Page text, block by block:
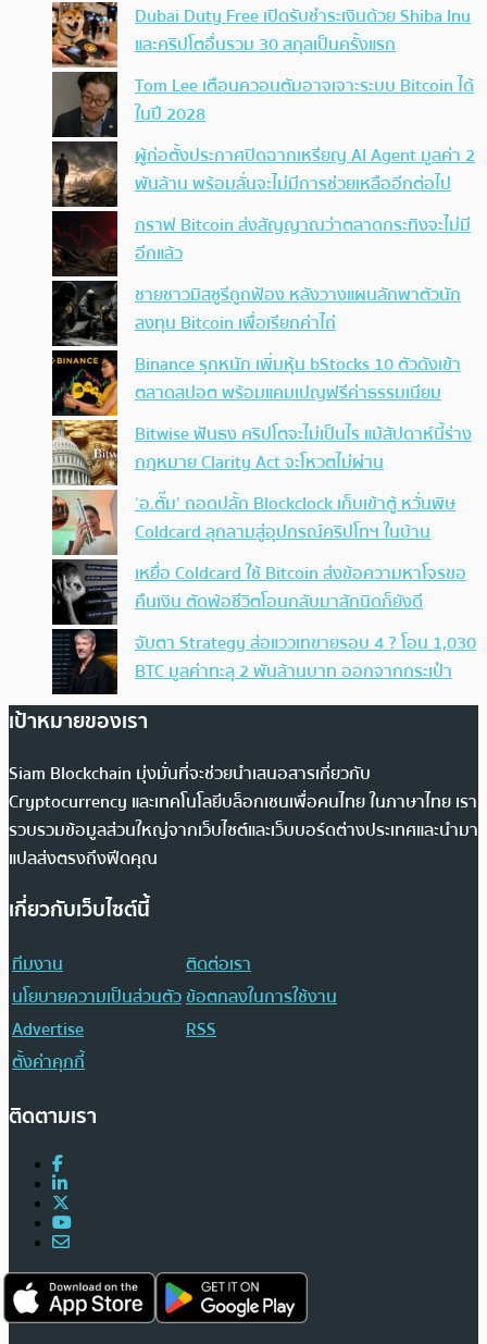
Dubai Duty Free เปิดรับชำระเงินด้วย Shiba Inu
และคริปโตอื่นรวม 30 สกุลเป็นครั้งแรก
Tom Lee เตือนควอนตัมอาจเจาะระบบ Bitcoin ได้
ในปี 2028
ผู้ก่อตั้งประกาศปิดฉากเหรียญ AI Agent มูลค่า 2
พันล้าน พร้อมลั่นจะไม่มีการช่วยเหลืออีกต่อไป
กราฟ Bitcoin ส่งสัญญาณว่าตลาดกระทิงจะไม่มี
อีกแล้ว
ชายชาวมิสซูรีถูกฟ้อง หลังวางแผนลักพาตัวนัก
ลงทุน Bitcoin เพื่อเรียกค่าไถ่
Binance รุกหนัก เพิ่มหุ้น bStocks 10 ตัวดังเข้า
ตลาดสปอต พร้อมแคมเปญฟรีค่าธรรมเนียม
Bitwise ฟันธง คริปโตจะไม่เป็นไร แม้สัปดาห์นี้ร่าง
กฎหมาย Clarity Act จะโหวตไม่ผ่าน
‘อ.ตั๊ม’ ถอดปลั้ก Blockclock เก็บเข้าตู้ หวั่นพิษ
Coldcard ลุกลามสู่อุปกรณ์คริปโทฯ ในบ้าน
เหยื่อ Coldcard ใช้ Bitcoin ส่งข้อความหาโจรขอ
คืนเงิน ตัดพ้อชีวิตโอนกลับมาสักนิดก็ยังดี
จับตา Strategy ส่อแววเทขายรอบ 4 ? โอน 1,030
BTC มูลค่าทะลุ 2 พันล้านบาท ออกจากกระเป๋า
เป้าหมายของเรา
Siam Blockchain มุ่งมั่นที่จะช่วยนำเสนอสารเกี่ยวกับ
Cryptocurrency และเทคโนโลยีบล็อกเชนเพื่อคนไทย ในภาษาไทย เรา
รวบรวมข้อมูลส่วนใหญ่จากเว็บไซต์และเว็บบอร์ดต่างประเทศและนำมา
แปลส่งตรงถึงฟีดคุณ
เกี่ยวกับเว็บไซต์นี้
ทีมงาน
ติดต่อเรา
นโยบายความเป็นส่วนตัวข้อตกลงในการใช้งาน
Advertise
RSS
ตั้งค่าคุกกี้
ติดตามเรา